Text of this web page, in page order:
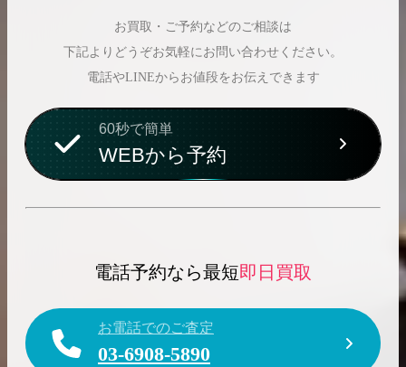
お買取・ご予約などのご相談は
下記よりどうぞお気軽にお問い合わせください。
電話やLINEからお値段をお伝えできます
60秒で簡単
WEBから予約
電話予約なら最短即日買取
お電話でのご査定
03-6908-5890